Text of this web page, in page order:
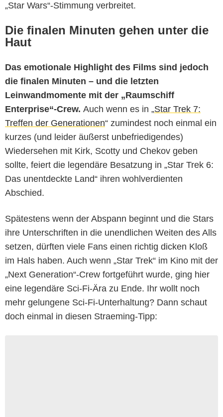
„Star Wars“-Stimmung verbreitet.
Die finalen Minuten gehen unter die
Haut
Das emotionale Highlight des Films sind jedoch
die finalen Minuten – und die letzten
Leinwandmomente mit der „Raumschiff
Enterprise“-Crew. Auch wenn es in „Star Trek 7:
Treffen der Generationen“ zumindest noch einmal ein
kurzes (und leider äußerst unbefriedigendes)
Wiedersehen mit Kirk, Scotty und Chekov geben
sollte, feiert die legendäre Besatzung in „Star Trek 6:
Das unentdeckte Land“ ihren wohlverdienten
Abschied.
Spätestens wenn der Abspann beginnt und die Stars
ihre Unterschriften in die unendlichen Weiten des Alls
setzen, dürften viele Fans einen richtig dicken Kloß
im Hals haben. Auch wenn „Star Trek“ im Kino mit der
„Next Generation“-Crew fortgeführt wurde, ging hier
eine legendäre Sci-Fi-Ära zu Ende. Ihr wollt noch
mehr gelungene Sci-Fi-Unterhaltung? Dann schaut
doch einmal in diesen Straeming-Tipp: